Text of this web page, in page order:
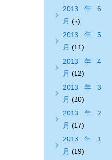
2013年6
月 (5)
2013年5
月 (11)
2013年4
月 (12)
2013年3
月 (20)
2013年2
月 (17)
2013年1
月 (19)